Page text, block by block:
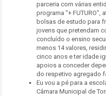
parceria com várias
programa "+ FUTURO",
bolsas de estudo para
jovens que pretendam
concluído o ensino
menos 14 valores,
cinco anos e ter idade
apoios a conceder
do respetivo agregado
Eu vou a pé para a
Câmara Municipal de